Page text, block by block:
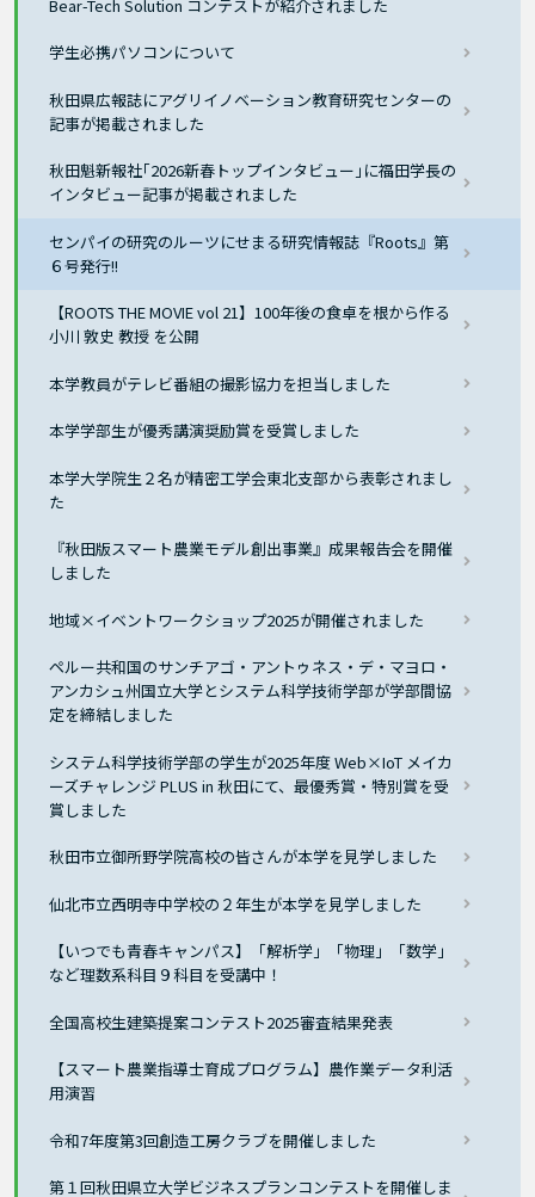
Bear-Tech Solution コンテストが紹介されました
学生必携パソコンについて
秋田県広報誌にアグリイノベーション教育研究センターの
記事が掲載されました
秋田魁新報社｢2026新春トップインタビュー｣に福田学長の
インタビュー記事が掲載されました
センパイの研究のルーツにせまる研究情報誌『Roots』第
６号発行!!
【ROOTS THE MOVIE vol 21】100年後の食卓を根から作る
小川 敦史 教授 を公開
本学教員がテレビ番組の撮影協力を担当しました
本学学部生が優秀講演奨励賞を受賞しました
本学大学院生２名が精密工学会東北支部から表彰されまし
た
『秋田版スマート農業モデル創出事業』成果報告会を開催
しました
地域×イベントワークショップ2025が開催されました
ペルー共和国のサンチアゴ・アントゥネス・デ・マヨロ・
アンカシュ州国立大学とシステム科学技術学部が学部間協
定を締結しました
システム科学技術学部の学生が2025年度 Web×IoT メイカ
ーズチャレンジ PLUS in 秋田にて、最優秀賞・特別賞を受
賞しました
秋田市立御所野学院高校の皆さんが本学を見学しました
仙北市立西明寺中学校の２年生が本学を見学しました
【いつでも青春キャンパス】「解析学」「物理」「数学」
など理数系科目９科目を受講中！
全国高校生建築提案コンテスト2025審査結果発表
【スマート農業指導士育成プログラム】農作業データ利活
用演習
令和7年度第3回創造工房クラブを開催しました
第１回秋田県立大学ビジネスプランコンテストを開催しま